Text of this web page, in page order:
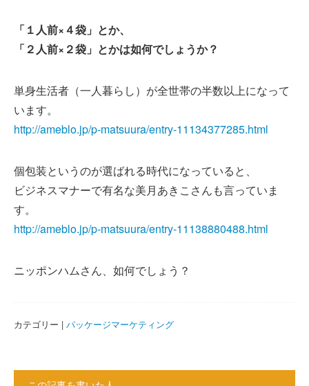
「１人前×４袋」とか、
「２人前×２袋」とかは如何でしょうか？
単身生活者（一人暮らし）が全世帯の半数以上になって
います。
http://ameblo.jp/p-matsuura/entry-11134377285.html
個包装というのが選ばれる時代になっていると、
ビジネスマナーで有名な美月あきこさんも言っていま
す。
http://ameblo.jp/p-matsuura/entry-11138880488.html
ニッポンハムさん、如何でしょう？
カテゴリー | パッケージマーケティング